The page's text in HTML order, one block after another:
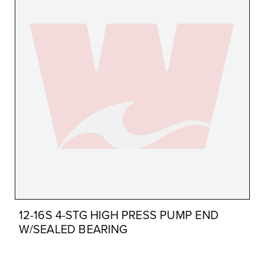
12-16S 4-STG HIGH PRESS PUMP END
W/SEALED BEARING